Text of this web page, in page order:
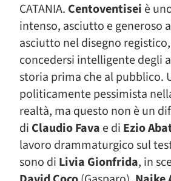
CATANIA. Centoventisei è
intenso, asciutto e generoso
asciutto nel disegno
concedersi intelligente degli
storia prima che al pubblico.
politicamente pessimista
realtà, ma questo non è un
di Claudio Fava e di Ezio
lavoro drammaturgico sul
sono di Livia Gionfrida, in